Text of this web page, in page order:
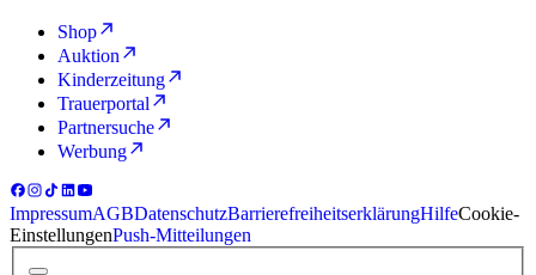
Shop
Auktion
Kinderzeitung
Trauerportal
Partnersuche
Werbung
ImpressumAGBDatenschutzBarrierefreiheitserklärungHilfeCookie-
EinstellungenPush-Mitteilungen